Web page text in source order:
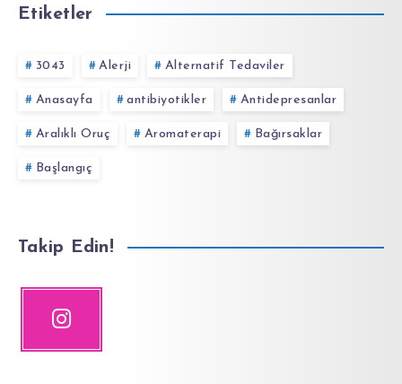
Etiketler
3043 Alerji Alternatif Tedaviler
Anasayfa antibiyotikler Antidepresanlar
Aralıklı Oruç Aromaterapi Bağırsaklar
Başlangıç
Takip Edin!